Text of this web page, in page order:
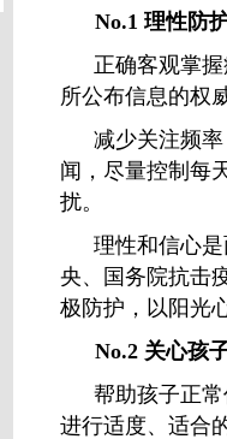
No.1 理性防
正确客观掌
所公布信息的权
减少关注频
闻，尽量控制每
扰。
理性和信心
央、国务院抗击
极防护，以阳光
No.2 关心孩
帮助孩子正
进行适度、适合